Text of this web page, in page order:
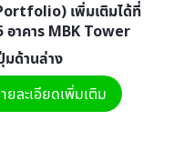
เพิ่มเติมได้ที่
าคาร MBK Tower
มด้านล่าง
ละเอียดเพิ่มเติม